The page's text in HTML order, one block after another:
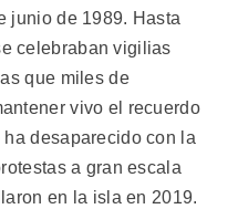
junio de 1989. Hasta
celebraban vigilias
que miles de
vivo el recuerdo
desaparecido con la
a gran escala
en la isla en 2019.